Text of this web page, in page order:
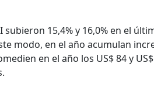
15,4% y 16,0% en el
modo, en el año acumulan
en el año los US$ 84 y